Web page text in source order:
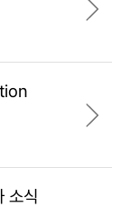
소식